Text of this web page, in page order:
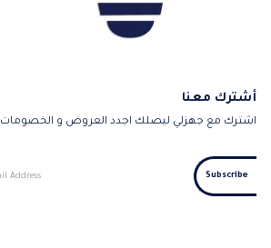
أشترك معنا
اشترك مع جهزلي ليصلك اجدد العروض و الخصومات